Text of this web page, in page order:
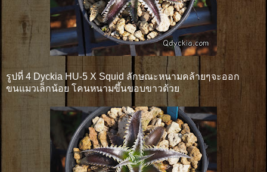
รูปที่ 4 Dyckia HU-5 X Squid ลักษณะหนามคล้ายๆจะออก
ขนแมวเล็กน้อย โคนหนามขึ้นขอบขาวด้วย